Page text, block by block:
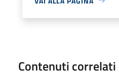
Contenuti correlati